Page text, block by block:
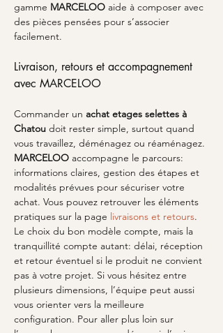
gamme MARCELOO aide à composer avec
des pièces pensées pour s’associer
facilement.
Livraison, retours et accompagnement
avec MARCELOO
Commander un achat etages selettes à
Chatou doit rester simple, surtout quand
vous travaillez, déménagez ou réaménagez.
MARCELOO accompagne le parcours:
informations claires, gestion des étapes et
modalités prévues pour sécuriser votre
achat. Vous pouvez retrouver les éléments
pratiques sur la page livraisons et retours.
Le choix du bon modèle compte, mais la
tranquillité compte autant: délai, réception
et retour éventuel si le produit ne convient
pas à votre projet. Si vous hésitez entre
plusieurs dimensions, l’équipe peut aussi
vous orienter vers la meilleure
configuration. Pour aller plus loin sur